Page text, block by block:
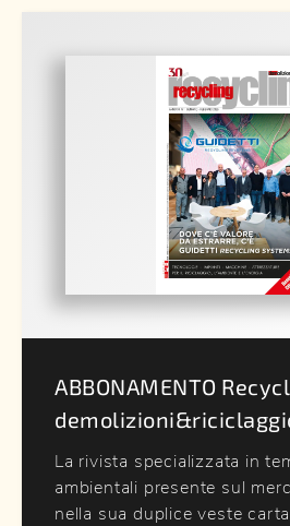
ABBONAMENTO
La rivista specializzata in
ambientali presente sul
nella sua duplice veste